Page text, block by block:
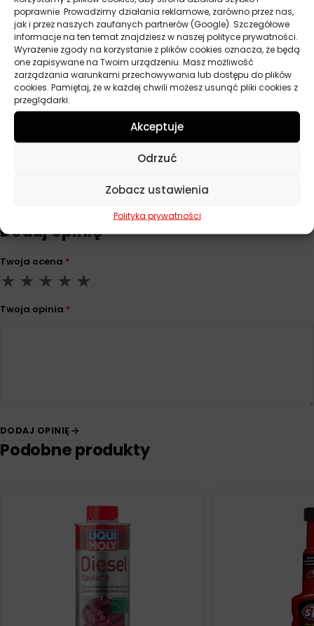
poprawnie. Prowadzimy działania reklamowe, zarówno przez nas,
jak i przez naszych zaufanych partnerów (Google). Szczegółowe
informacje na ten temat znajdziesz w naszej polityce prywatności.
Wyrażenie zgody na korzystanie z plików cookies oznacza, że będą
one zapisywane na Twoim urządzeniu. Masz możliwość
zarządzania warunkami przechowywania lub dostępu do plików
cookies. Pamiętaj, że w każdej chwili możesz usunąć pliki cookies z
przeglądarki.
Akceptuje
Odrzuć
Zobacz ustawienia
Polityka prywatności
Parametry techniczne
Producent Stp
Pojemność
Dodaj opinię
Twoja ocena *
Twoja opinia *
DODAJ OPINIĘ
Podobne produkty